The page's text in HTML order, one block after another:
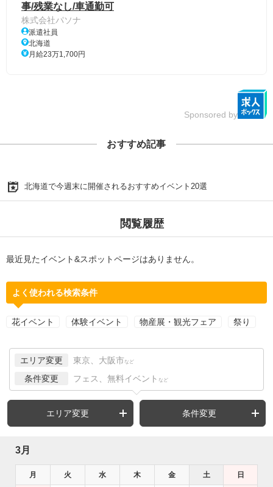
事/残業なし/車通勤可
株式会社パソナ
派遣社員
北海道
月給23万1,700円
Sponsored by
おすすめ記事
北海道で今週末に開催されるおすすめイベント20選
閲覧履歴
最近見たイベント&スポットページはありません。
よく使われる検索条件
花イベント 体験イベント 物産展・観光フェア 祭り
エリア変更 東京、大阪市 など
条件変更 フェス、無料イベント など
エリア変更 条件変更
3月
月 火 水 木 金 土 日